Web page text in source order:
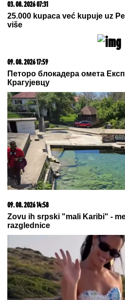
Većina građana izgubi novac
09. 07. 2026 09:20
Komfor po meri klijenata: nova